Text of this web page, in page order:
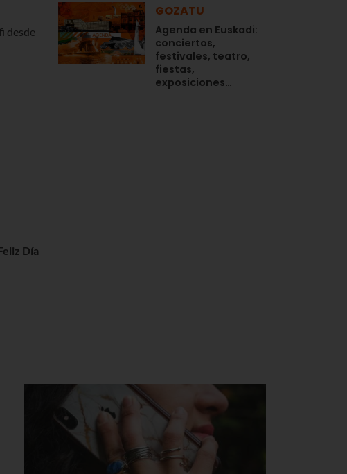
desde
Día
GOZATU
Agenda en Euskadi:
conciertos,
festivales, teatro,
fiestas,
exposiciones…